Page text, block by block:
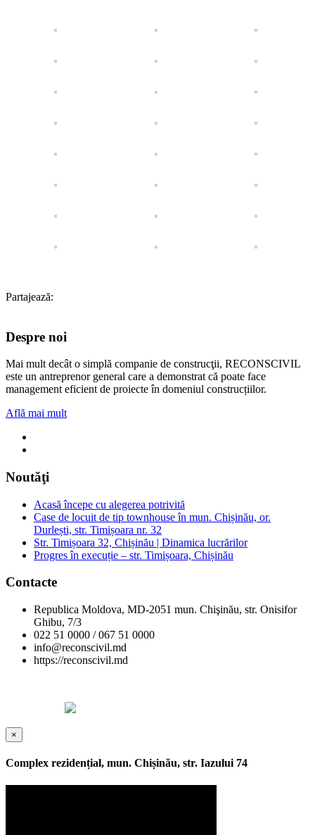
Partajează:
Despre noi
Mai mult decât o simplă companie de construcţii, RECONSCIVIL
este un antreprenor general care a demonstrat că poate face
management eficient de proiecte în domeniul construcțiilor.
Află mai mult
Noutăţi
Acasă începe cu alegerea potrivită
Case de locuit de tip townhouse în mun. Chișinău, or.
Durlești, str. Timișoara nr. 32
Str. Timișoara 32, Chișinău | Dinamica lucrărilor
Progres în execuție – str. Timișoara, Chișinău
Contacte
Republica Moldova, MD-2051 mun. Chişinău, str. Onisifor
Ghibu, 7/3
022 51 0000 / 067 51 0000
info@reconscivil.md
https://reconscivil.md
×
Complex rezidențial, mun. Chișinău, str. Iazului 74